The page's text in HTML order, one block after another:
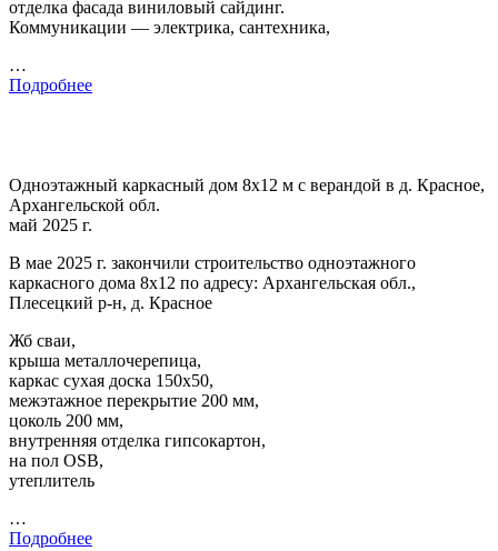
отделка фасада виниловый сайдинг.
Коммуникации — электрика, сантехника,
…
Подробнее
Одноэтажный каркасный дом 8х12 м с верандой в д. Красное,
Архангельской обл.
май 2025 г.
В мае 2025 г. закончили строительство одноэтажного
каркасного дома 8х12 по адресу: Архангельская обл.,
Плесецкий р-н, д. Красное
Жб сваи,
крыша металлочерепица,
каркас сухая доска 150х50,
межэтажное перекрытие 200 мм,
цоколь 200 мм,
внутренняя отделка гипсокартон,
на пол OSB,
утеплитель
…
Подробнее